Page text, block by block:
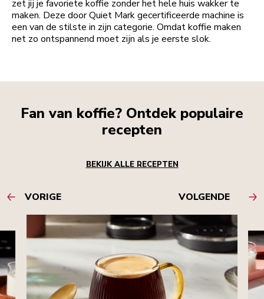
zet jij je favoriete koffie zonder het hele huis wakker te
maken. Deze door Quiet Mark gecertificeerde machine is
een van de stilste in zijn categorie. Omdat koffie maken
net zo ontspannend moet zijn als je eerste slok.
Fan van koffie? Ontdek populaire
recepten
BEKIJK ALLE RECEPTEN
VORIGE VOLGENDE